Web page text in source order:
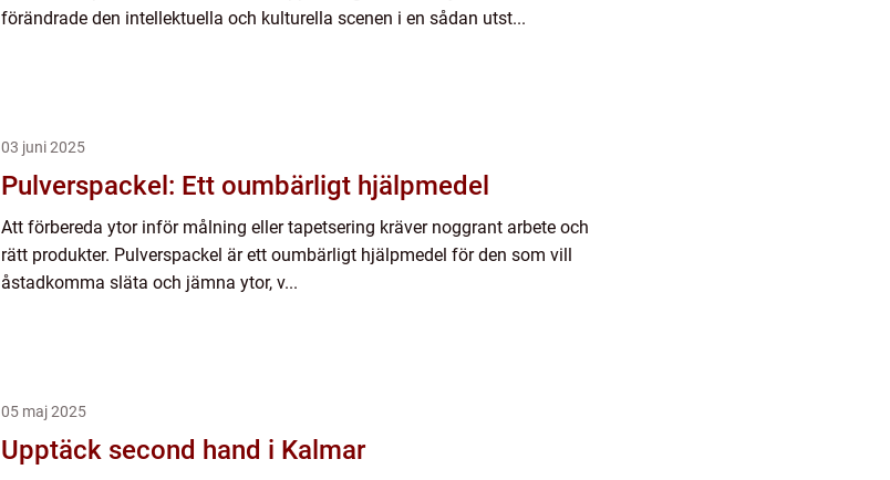
förändrade den intellektuella och kulturella scenen i en sådan utst...
03 juni 2025
Pulverspackel: Ett oumbärligt hjälpmedel
Att förbereda ytor inför målning eller tapetsering kräver noggrant arbete och
rätt produkter. Pulverspackel är ett oumbärligt hjälpmedel för den som vill
åstadkomma släta och jämna ytor, v...
05 maj 2025
Upptäck second hand i Kalmar